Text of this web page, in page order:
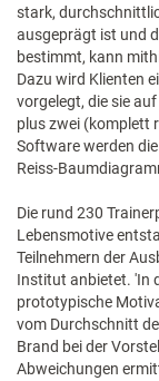
stark,
ausgeprägt ist und
bestimmt, kann
Dazu wird Klienten
vorgelegt, die sie
plus zwei (komplett
Software werden
Reiss-
Die rund 230
Lebensmotive
Teilnehmern der
Institut anbietet. 'In
prototypische
vom Durchschnitt
Brand bei der
Abweichungen